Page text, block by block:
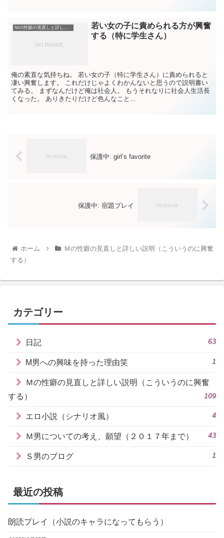
若い女の子に責められる方が興奮
する（特に学生さん）
俺の素直な気持ちね。 若い女の子（特に学生さん）に責められると
凄い興奮します。 これだけじゃよくわかんないと思うので説明書い
てみる。 まずなんだけど俺は社会人。 もうそれなりに社会人生活長
くなった。 ありきたりだけど色んなこと...
保護中: girl’s favorite
保護中: 宿題プレイ
ホーム
Ｍの性癖の見直しと詳しい説明（こういうのに興奮
する）
カテゴリー
日記 63
M男への興味を持った理由笑 1
Ｍの性癖の見直しと詳しい説明（こういうのに興奮
する）
109
エロ小説（シナリオ風） 4
Ｍ男についての考え、願望（２０１７年まで） 43
Ｓ男のブログ 1
最近の投稿
朗読プレイ（小説のキャラになってもらう）